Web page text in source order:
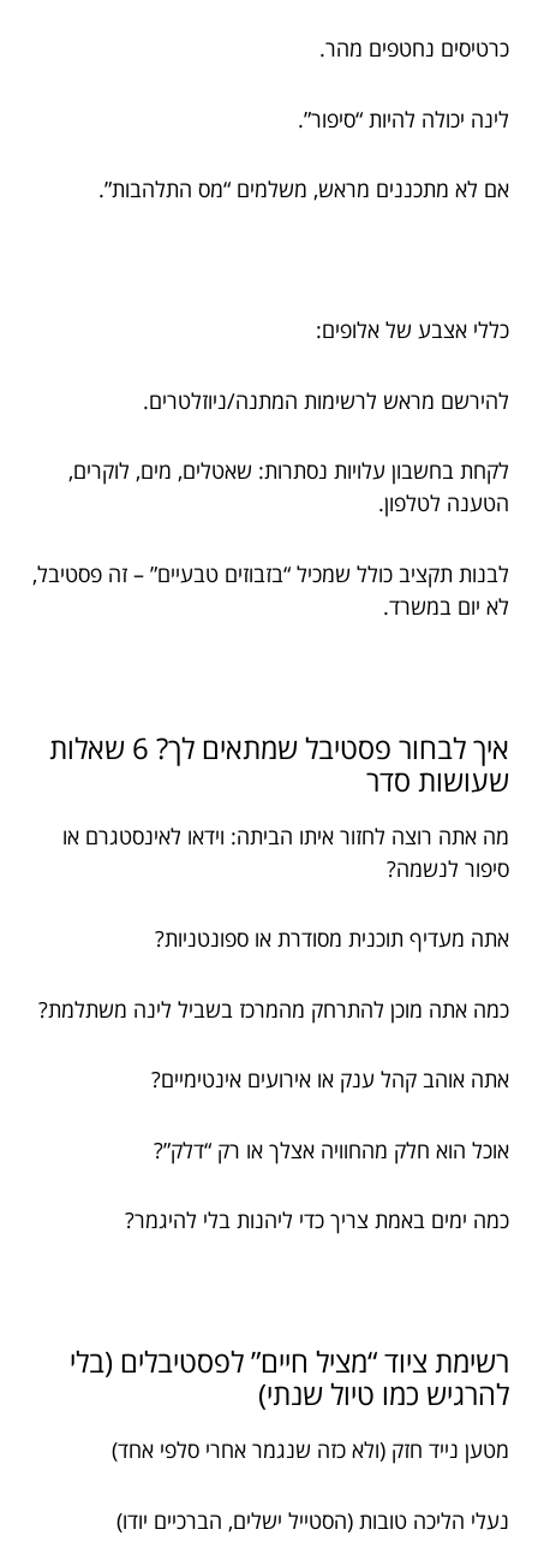
כרטיסים נחטפים מהר.
לינה יכולה להיות “סיפור”.
אם לא מתכננים מראש, משלמים “מס התלהבות”.
כללי אצבע של אלופים:
להירשם מראש לרשימות המתנה/ניוזלטרים.
לקחת בחשבון עלויות נסתרות: שאטלים, מים, לוקרים,
הטענה לטלפון.
לבנות תקציב כולל שמכיל “בזבוזים טבעיים” – זה פסטיבל,
לא יום במשרד.
איך לבחור פסטיבל שמתאים לך? 6 שאלות
שעושות סדר
מה אתה רוצה לחזור איתו הביתה: וידאו לאינסטגרם או
סיפור לנשמה?
אתה מעדיף תוכנית מסודרת או ספונטניות?
כמה אתה מוכן להתרחק מהמרכז בשביל לינה משתלמת?
אתה אוהב קהל ענק או אירועים אינטימיים?
אוכל הוא חלק מהחוויה אצלך או רק “דלק”?
כמה ימים באמת צריך כדי ליהנות בלי להיגמר?
רשימת ציוד “מציל חיים” לפסטיבלים (בלי
להרגיש כמו טיול שנתי)
מטען נייד חזק (ולא כזה שנגמר אחרי סלפי אחד)
נעלי הליכה טובות (הסטייל ישלים, הברכיים יודו)